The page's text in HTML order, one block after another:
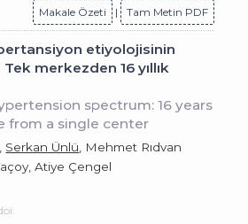
Makale Özeti
| Tam Metin PDF
etiyolojisinin
Tek merkezden 16 yıllık
spectrum: 16 years
from a single center
Serkan Ünlü , Mehmet Rıdvan
Atiye Çengel